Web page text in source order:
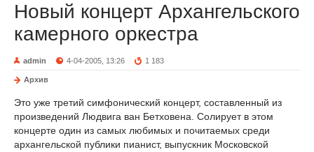
Новый концерт Архангельского
камерного оркестра
admin 4-04-2005, 13:26 1 183
Архив
Это уже третий симфонический концерт, составленный из
произведений Людвига ван Бетховена. Солирует в этом
концерте один из самых любимых и почитаемых среди
архангельской публики пианист, выпускник Московской